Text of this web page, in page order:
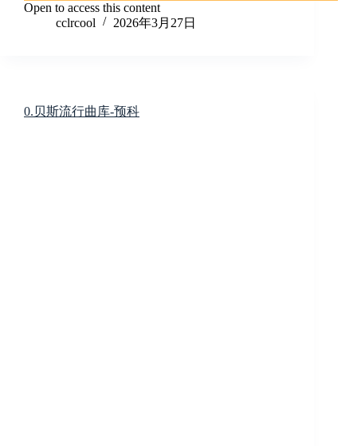
Open to access this content
cclrcool
2026年3月27日
0.贝斯流行曲库-预科